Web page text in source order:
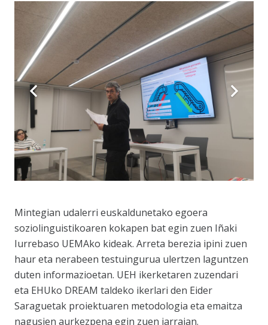
Mintegian udalerri euskaldunetako egoera
soziolinguistikoaren kokapen bat egin zuen Iñaki
Iurrebaso UEMAko kideak. Arreta berezia ipini zuen
haur eta nerabeen testuingurua ulertzen laguntzen
duten informazioetan. UEH ikerketaren zuzendari
eta EHUko DREAM taldeko ikerlari den Eider
Saraguetak proiektuaren metodologia eta emaitza
nagusien aurkezpena egin zuen jarraian.